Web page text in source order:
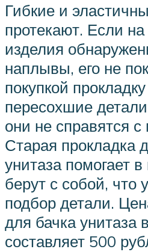
Гибкие и
протекают. Если
изделия
наплывы, его не
покупкой
пересохшие
они не справятся с
Старая прокладка
унитаза помогает в
берут с собой, что
подбор детали.
для бачка унитаза
составляет 500